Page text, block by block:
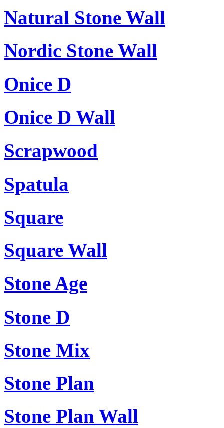
Natural Stone Wall
Nordic Stone Wall
Onice D
Onice D Wall
Scrapwood
Spatula
Square
Square Wall
Stone Age
Stone D
Stone Mix
Stone Plan
Stone Plan Wall